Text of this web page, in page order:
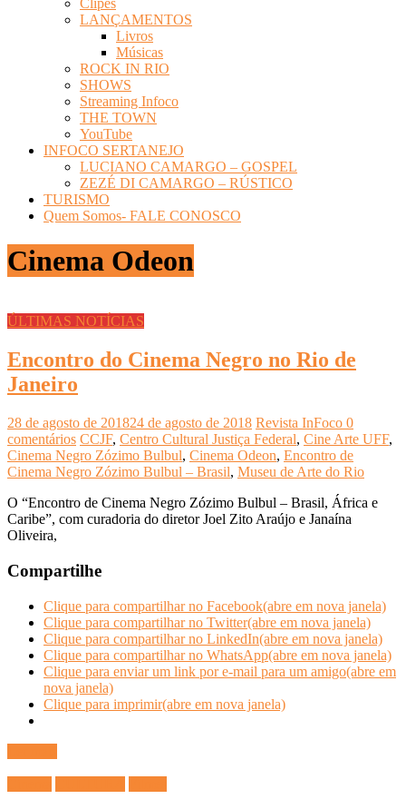
Clipes
LANÇAMENTOS
Livros
Músicas
ROCK IN RIO
SHOWS
Streaming Infoco
THE TOWN
YouTube
INFOCO SERTANEJO
LUCIANO CAMARGO – GOSPEL
ZEZÉ DI CAMARGO – RÚSTICO
TURISMO
Quem Somos- FALE CONOSCO
Cinema Odeon
ÚLTIMAS NOTÍCIAS
Encontro do Cinema Negro no Rio de
Janeiro
28 de agosto de 201824 de agosto de 2018 Revista InFoco 0
comentários CCJF, Centro Cultural Justiça Federal, Cine Arte UFF,
Cinema Negro Zózimo Bulbul, Cinema Odeon, Encontro de
Cinema Negro Zózimo Bulbul – Brasil, Museu de Arte do Rio
O “Encontro de Cinema Negro Zózimo Bulbul – Brasil, África e
Caribe”, com curadoria do diretor Joel Zito Araújo e Janaína
Oliveira,
Compartilhe
Clique para compartilhar no Facebook(abre em nova janela)
Clique para compartilhar no Twitter(abre em nova janela)
Clique para compartilhar no LinkedIn(abre em nova janela)
Clique para compartilhar no WhatsApp(abre em nova janela)
Clique para enviar um link por e-mail para um amigo(abre em
nova janela)
Clique para imprimir(abre em nova janela)